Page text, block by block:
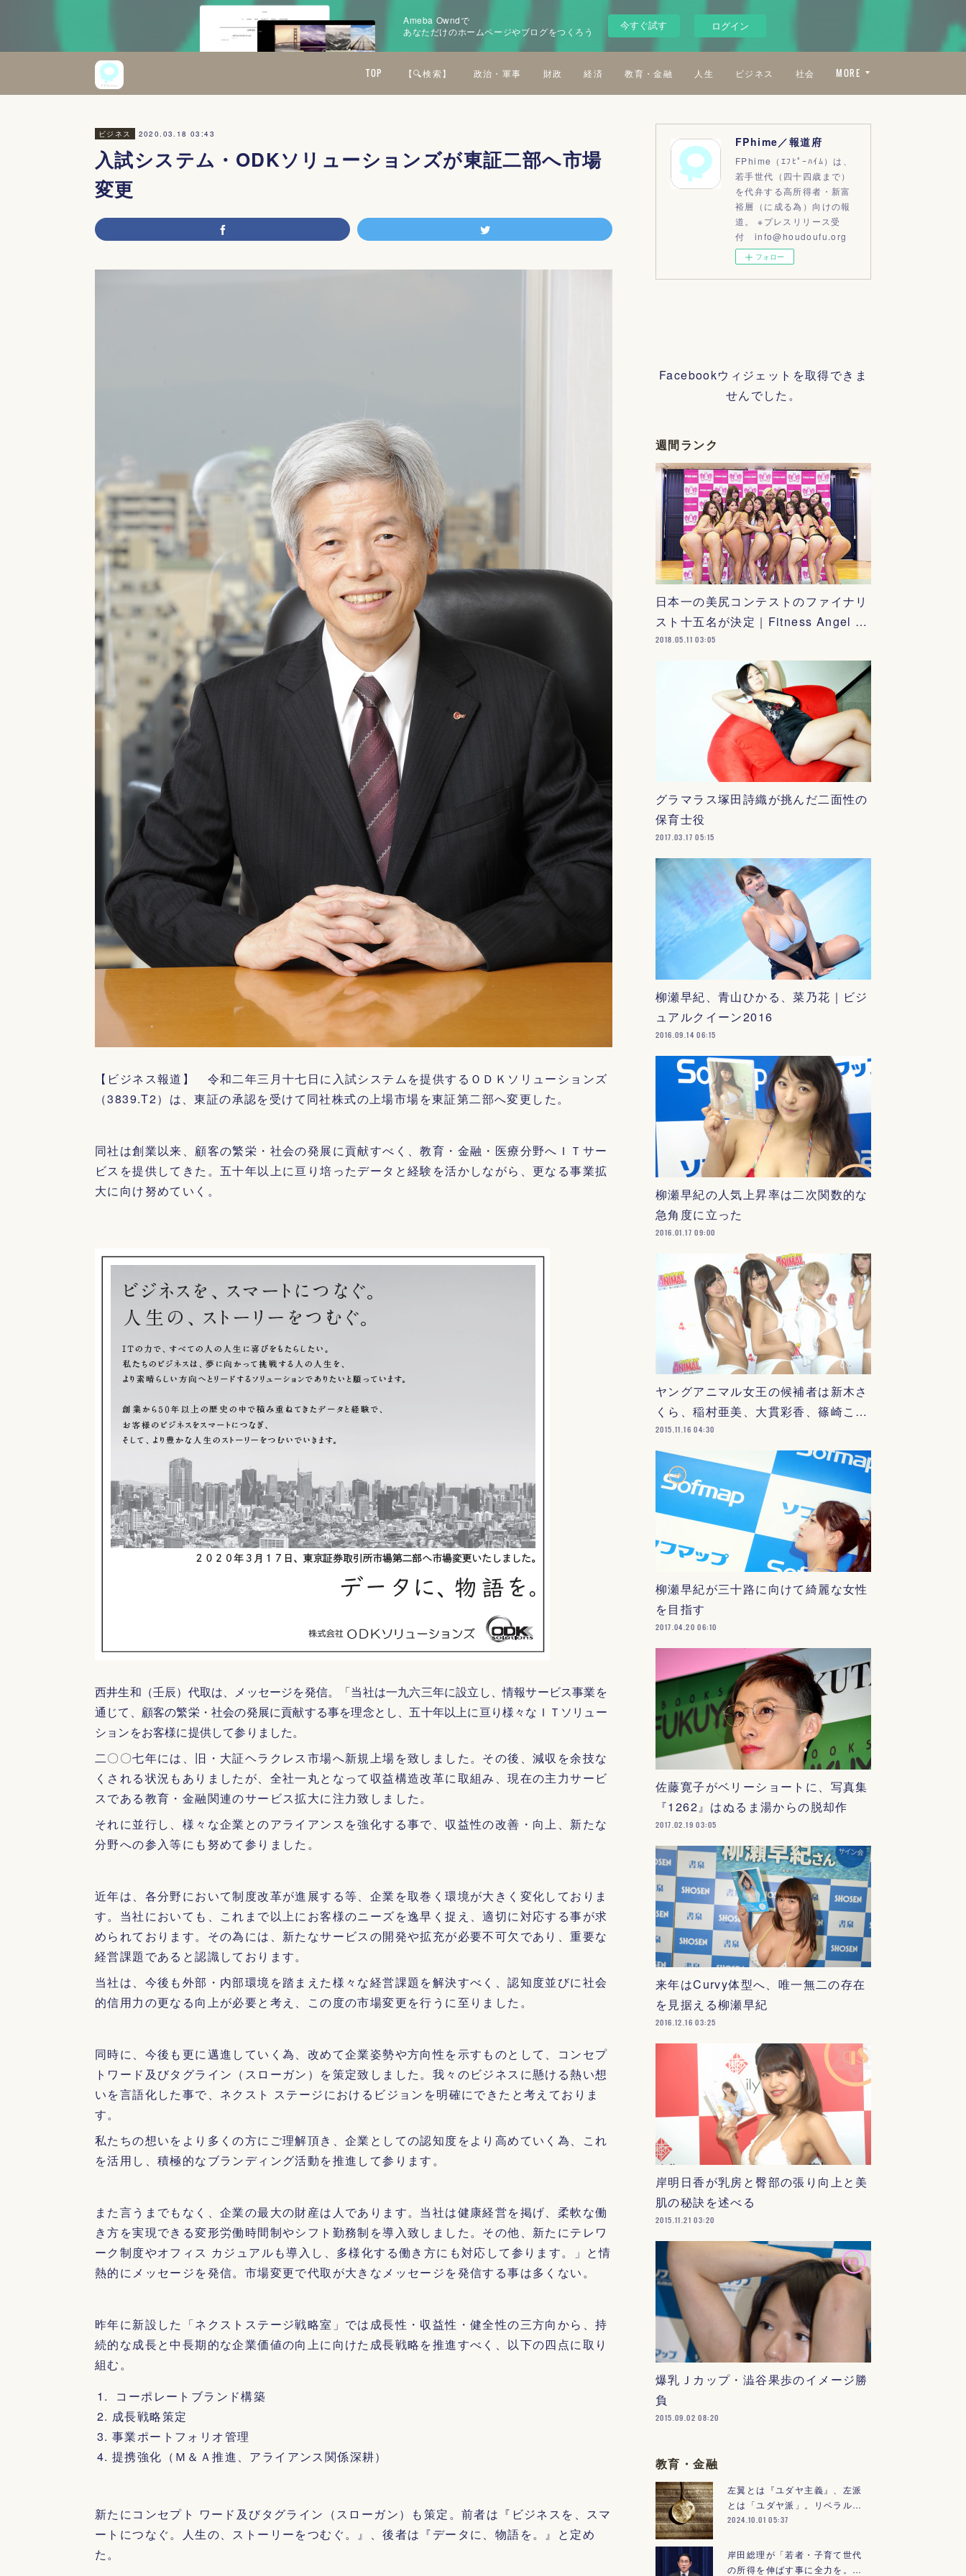
Ameba Owndで
あなただけのホームページやブログをつくろう
今すぐ試す ログイン
TOP 【🔍検索】 政治・軍事 財政 経済 教育・金融 人生 ビジネス 社会 MORE
ビジネス 2020.03.18 03:43
入試システム・ODKソリューションズが東証二部へ市場
変更
【ビジネス報道】 令和二年三月十七日に入試システムを提供するＯＤＫソリューションズ
（3839.T2）は、東証の承認を受けて同社株式の上場市場を東証第二部へ変更した。
同社は創業以来、顧客の繁栄・社会の発展に貢献すべく、教育・金融・医療分野へＩＴサー
ビスを提供してきた。五十年以上に亘り培ったデータと経験を活かしながら、更なる事業拡
大に向け努めていく。
西井生和（壬辰）代取は、メッセージを発信。「当社は一九六三年に設立し、情報サービス事業を
通じて、顧客の繁栄・社会の発展に貢献する事を理念とし、五十年以上に亘り様々なＩＴソリュー
ションをお客様に提供して参りました。
二〇〇七年には、旧・大証ヘラクレス市場へ新規上場を致しました。その後、減収を余技な
くされる状況もありましたが、全社一丸となって収益構造改革に取組み、現在の主力サービ
スである教育・金融関連のサービス拡大に注力致しました。
それに並行し、様々な企業とのアライアンスを強化する事で、収益性の改善・向上、新たな
分野への参入等にも努めて参りました。
近年は、各分野において制度改革が進展する等、企業を取巻く環境が大きく変化しておりま
す。当社においても、これまで以上にお客様のニーズを逸早く捉え、適切に対応する事が求
められております。その為には、新たなサービスの開発や拡充が必要不可欠であり、重要な
経営課題であると認識しております。
当社は、今後も外部・内部環境を踏まえた様々な経営課題を解決すべく、認知度並びに社会
的信用力の更なる向上が必要と考え、この度の市場変更を行うに至りました。
同時に、今後も更に邁進していく為、改めて企業姿勢や方向性を示すものとして、コンセプ
トワード及びタグライン（スローガン）を策定致しました。我々のビジネスに懸ける熱い想
いを言語化した事で、ネクスト ステージにおけるビジョンを明確にできたと考えておりま
す。
私たちの想いをより多くの方にご理解頂き、企業としての認知度をより高めていく為、これ
を活用し、積極的なブランディング活動を推進して参ります。
また言うまでもなく、企業の最大の財産は人であります。当社は健康経営を掲げ、柔軟な働
き方を実現できる変形労働時間制やシフト勤務制を導入致しました。その他、新たにテレワ
ーク制度やオフィス カジュアルも導入し、多様化する働き方にも対応して参ります。」と情
熱的にメッセージを発信。市場変更で代取が大きなメッセージを発信する事は多くない。
昨年に新設した「ネクストステージ戦略室」では成長性・収益性・健全性の三方向から、持
続的な成長と中長期的な企業価値の向上に向けた成長戦略を推進すべく、以下の四点に取り
組む。
コーポレートブランド構築
成長戦略策定
事業ポートフォリオ管理
提携強化（Ｍ＆Ａ推進、アライアンス関係深耕）
新たにコンセプト ワード及びタグライン（スローガン）も策定。前者は『ビジネスを、スマ
ートにつなぐ。人生の、ストーリーをつむぐ。』、後者は『データに、物語を。』と定め
た。
FPhime／報道府
FPhime（ｴﾌﾋﾟｰﾊｲﾑ）は、
若手世代（四十四歳まで）
を代弁する高所得者・新富
裕層（に成る為）向けの報
道。 ※プレスリリース受
付 info@houdoufu.org
フォロー
Facebookウィジェットを取得できま
せんでした。
週間ランク
日本一の美尻コンテストのファイナリ
スト十五名が決定｜Fitness Angel …
2018.05.11 03:05
グラマラス塚田詩織が挑んだ二面性の
保育士役
2017.03.17 05:15
柳瀬早紀、青山ひかる、菜乃花｜ビジ
ュアルクイーン2016
2016.09.14 06:15
柳瀬早紀の人気上昇率は二次関数的な
急角度に立った
2016.01.17 09:00
ヤングアニマル女王の候補者は新木さ
くら、稲村亜美、大貫彩香、篠崎こ…
2015.11.16 04:30
柳瀬早紀が三十路に向けて綺麗な女性
を目指す
2017.04.20 06:10
佐藤寛子がベリーショートに、写真集
『1262』はぬるま湯からの脱却作
2017.02.19 03:05
来年はCurvy体型へ、唯一無二の存在
を見据える柳瀬早紀
2016.12.16 03:25
岸明日香が乳房と臀部の張り向上と美
肌の秘訣を述べる
2015.11.21 03:20
爆乳Ｊカップ・澁谷果歩のイメージ勝
負
2015.09.02 08:20
教育・金融
左翼とは『ユダヤ主義』、左派
とは「ユダヤ派」。リベラル…
2024.10.01 05:37
岸田総理が「若者・子育て世代
の所得を伸ばす事に全力を。…